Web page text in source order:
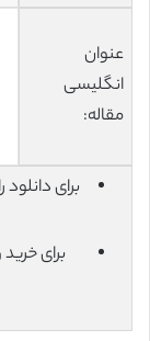
عنوان
انگلیسی
مقاله:
برای